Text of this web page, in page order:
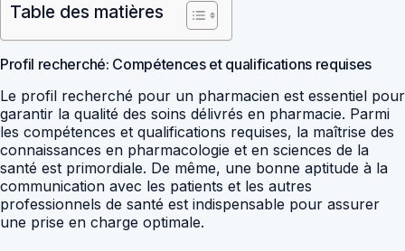
Table des matières
Profil recherché: Compétences et qualifications requises
Le profil recherché pour un pharmacien est essentiel pour
garantir la qualité des soins délivrés en pharmacie. Parmi
les compétences et qualifications requises, la maîtrise des
connaissances en pharmacologie et en sciences de la
santé est primordiale. De même, une bonne aptitude à la
communication avec les patients et les autres
professionnels de santé est indispensable pour assurer
une prise en charge optimale.